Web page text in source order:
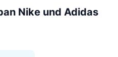
Nike und Adidas